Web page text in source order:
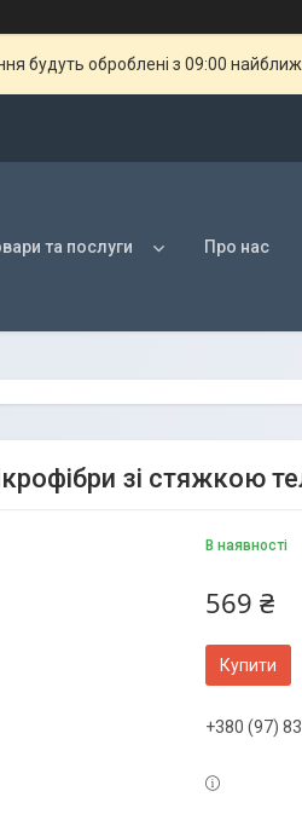
будуть оброблені з 09:00
та послуги Про нас
зі стяжкою
В наявності
569 ₴
Купити
+380 (97)